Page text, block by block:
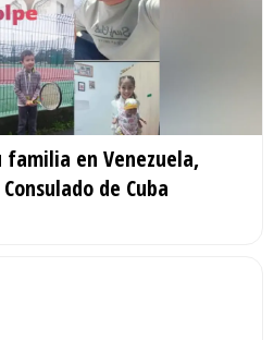
en Venezuela,
de Cuba